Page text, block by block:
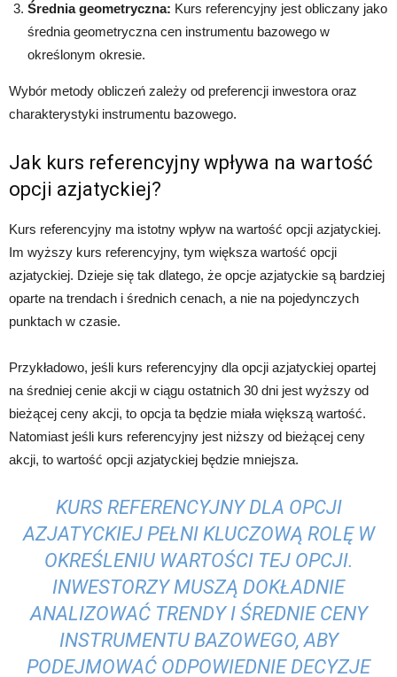
Średnia geometryczna: Kurs referencyjny jest obliczany jako
średnia geometryczna cen instrumentu bazowego w
określonym okresie.
Wybór metody obliczeń zależy od preferencji inwestora oraz
charakterystyki instrumentu bazowego.
Jak kurs referencyjny wpływa na wartość
opcji azjatyckiej?
Kurs referencyjny ma istotny wpływ na wartość opcji azjatyckiej.
Im wyższy kurs referencyjny, tym większa wartość opcji
azjatyckiej. Dzieje się tak dlatego, że opcje azjatyckie są bardziej
oparte na trendach i średnich cenach, a nie na pojedynczych
punktach w czasie.
Przykładowo, jeśli kurs referencyjny dla opcji azjatyckiej opartej
na średniej cenie akcji w ciągu ostatnich 30 dni jest wyższy od
bieżącej ceny akcji, to opcja ta będzie miała większą wartość.
Natomiast jeśli kurs referencyjny jest niższy od bieżącej ceny
akcji, to wartość opcji azjatyckiej będzie mniejsza.
KURS REFERENCYJNY DLA OPCJI
AZJATYCKIEJ PEŁNI KLUCZOWĄ ROLĘ W
OKREŚLENIU WARTOŚCI TEJ OPCJI.
INWESTORZY MUSZĄ DOKŁADNIE
ANALIZOWAĆ TRENDY I ŚREDNIE CENY
INSTRUMENTU BAZOWEGO, ABY
PODEJMOWAĆ ODPOWIEDNIE DECYZJE